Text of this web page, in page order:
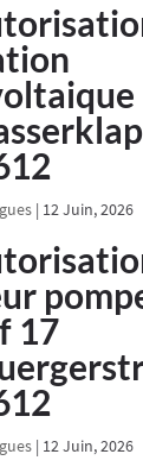
| 12 Juin, 2026
17
| 12 Juin, 2026